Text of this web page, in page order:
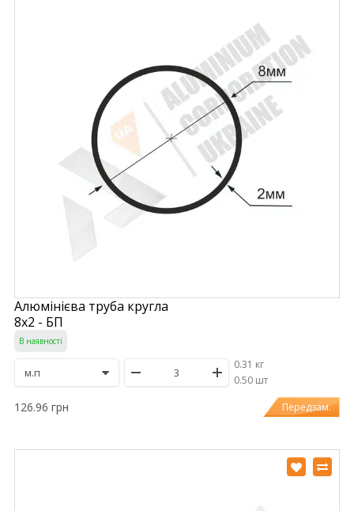
Алюмінієва труба кругла
8х2 - БП
В наявності
0.31 кг
/0.50 шт
126.96 грн Передзам.